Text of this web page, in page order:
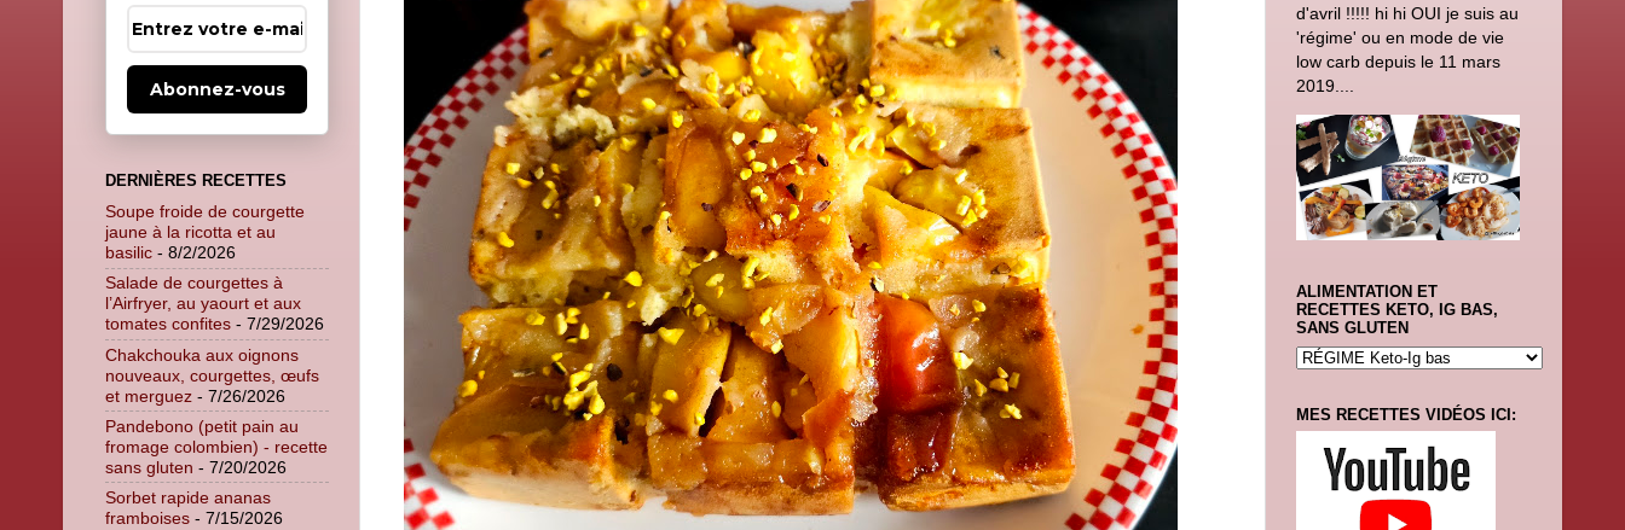
Abonnez-vous
DERNIÈRES RECETTES
Soupe froide de courgette
jaune à la ricotta et au
basilic - 8/2/2026
Salade de courgettes à
l’Airfryer, au yaourt et aux
tomates confites - 7/29/2026
Chakchouka aux oignons
nouveaux, courgettes, œufs
et merguez - 7/26/2026
Pandebono (petit pain au
fromage colombien) - recette
sans gluten - 7/20/2026
Sorbet rapide ananas
framboises - 7/15/2026
d'avril !!!!! hi hi OUI je suis au
'régime' ou en mode de vie
low carb depuis le 11 mars
2019....
ALIMENTATION ET
RECETTES KETO, IG BAS,
SANS GLUTEN
MES RECETTES VIDÉOS ICI: